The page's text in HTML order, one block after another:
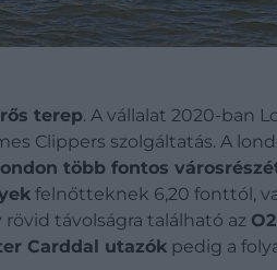
terep. A vállalat 2020-ban
Clippers szolgáltatás. A
több fontos
felnőtteknek 6,20 fonttól,
távolságra található az O2
Carddal utazók pedig a